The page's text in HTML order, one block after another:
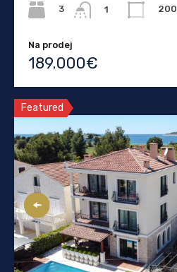
3
1
200
Na prodej
189.000€
Featured